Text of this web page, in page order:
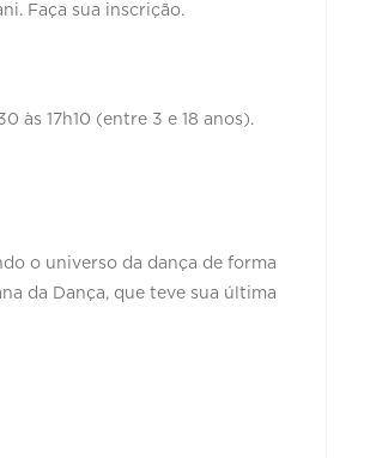
Faça sua inscrição.
às 17h10 (entre 3 e 18 anos).
o universo da dança de forma
da Dança, que teve sua última